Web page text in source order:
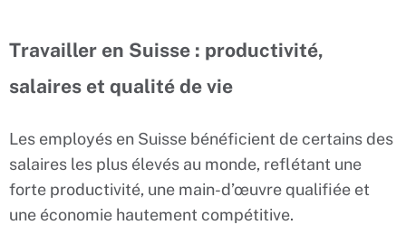
Travailler en Suisse : productivité,
salaires et qualité de vie
Les employés en Suisse bénéficient de certains des
salaires les plus élevés au monde, reflétant une
forte productivité, une main-d’œuvre qualifiée et
une économie hautement compétitive.